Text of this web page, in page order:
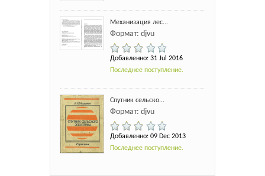
Механизация лес...
Формат: djvu
Добавленно: 31 Jul 2016
Последнее поступление.
Спутник сельско...
Формат: djvu
Добавленно: 09 Dec 2013
Последнее поступление.